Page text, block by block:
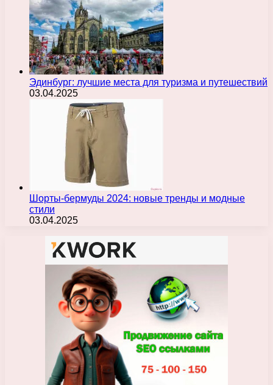
Эдинбург: лучшие места для туризма и путешествий
03.04.2025
Шорты-бермуды 2024: новые тренды и модные
стили
03.04.2025